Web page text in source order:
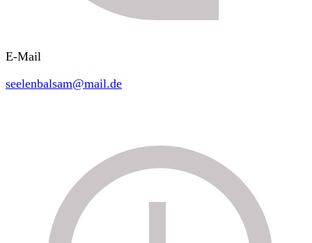
E-Mail
seelenbalsam@mail.de